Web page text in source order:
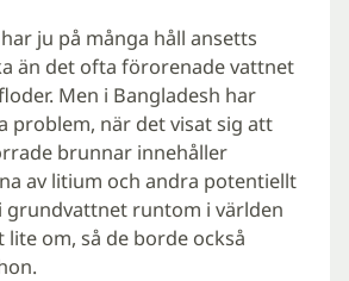
ju på många håll ansetts
än det ofta förorenade vattnet
Men i Bangladesh har
problem, när det visat sig att
brunnar innehåller
av litium och andra potentiellt
grundvattnet runtom i världen
lite om, så de borde också